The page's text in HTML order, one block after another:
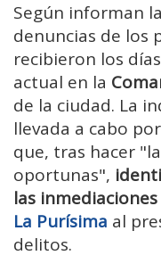
Según informan
denuncias de los
recibieron los
actual en la
de la ciudad. La
llevada a cabo
que, tras hacer
oportunas",
las
La Purísima al
delitos.